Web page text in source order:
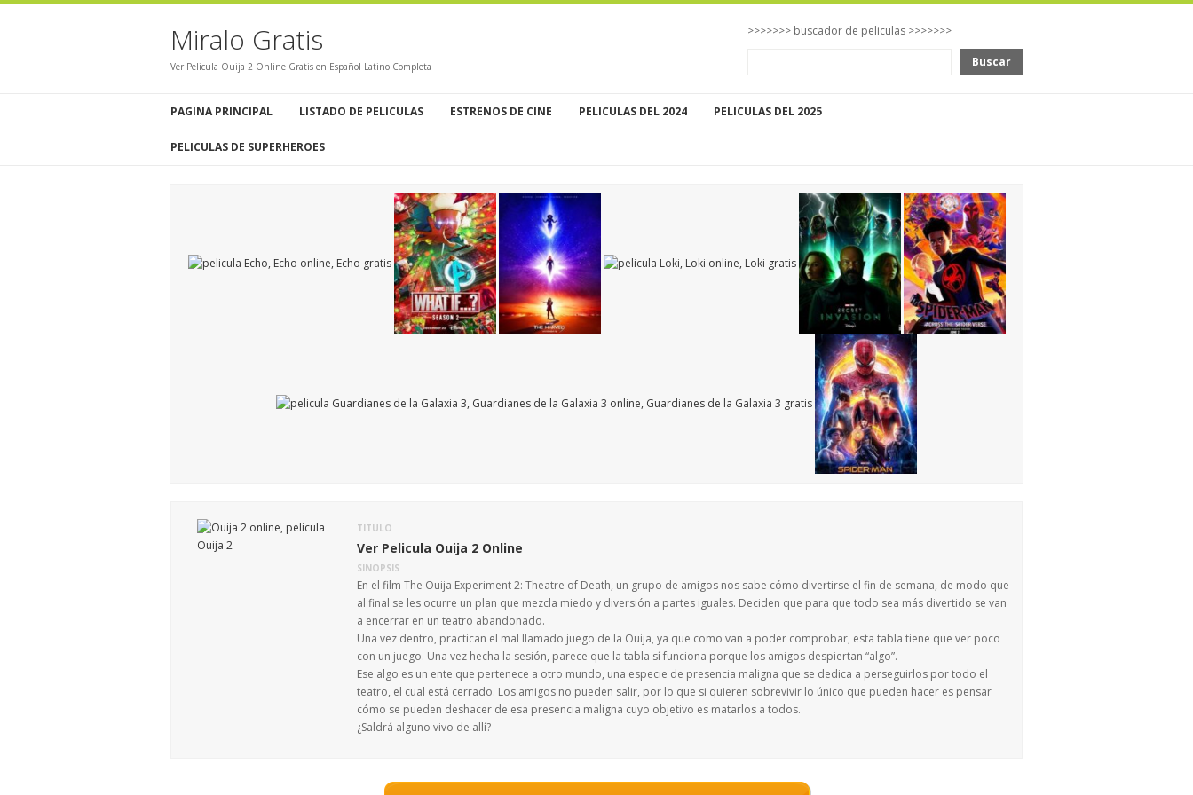
Miralo Gratis
Ver Pelicula Ouija 2 Online Gratis en Español Latino Completa
>>>>>>> buscador de peliculas >>>>>>>
Buscar
PAGINA PRINCIPAL LISTADO DE PELICULAS ESTRENOS DE CINE PELICULAS DEL 2024 PELICULAS DEL 2025
PELICULAS DE SUPERHEROES
TITULO
Ver Pelicula Ouija 2 Online
SINOPSIS
En el film The Ouija Experiment 2: Theatre of Death, un grupo de amigos nos sabe cómo divertirse el fin de semana, de modo que
al final se les ocurre un plan que mezcla miedo y diversión a partes iguales. Deciden que para que todo sea más divertido se van
a encerrar en un teatro abandonado.
Una vez dentro, practican el mal llamado juego de la Ouija, ya que como van a poder comprobar, esta tabla tiene que ver poco
con un juego. Una vez hecha la sesión, parece que la tabla sí funciona porque los amigos despiertan “algo”.
Ese algo es un ente que pertenece a otro mundo, una especie de presencia maligna que se dedica a perseguirlos por todo el
teatro, el cual está cerrado. Los amigos no pueden salir, por lo que si quieren sobrevivir lo único que pueden hacer es pensar
cómo se pueden deshacer de esa presencia maligna cuyo objetivo es matarlos a todos.
¿Saldrá alguno vivo de allí?